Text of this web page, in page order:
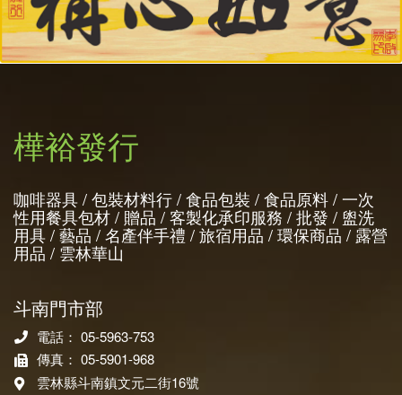
樺裕發行
咖啡器具 / 包裝材料行 / 食品包裝 / 食品原料 / 一次
性用餐具包材 / 贈品 / 客製化承印服務 / 批發 / 盥洗
用具 / 藝品 / 名產伴手禮 / 旅宿用品 / 環保商品 / 露營
用品 / 雲林華山
斗南門市部
電話： 05-5963-753
傳真： 05-5901-968
雲林縣斗南鎮文元二街16號